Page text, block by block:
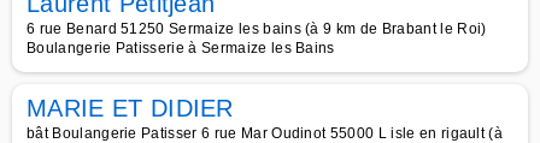
6 rue Benard 51250 Sermaize les bains (à 9 km de Brabant le Roi)
Boulangerie Patisserie à Sermaize les Bains
MARIE ET DIDIER
bât Boulangerie Patisser 6 rue Mar Oudinot 55000 L isle en rigault (à